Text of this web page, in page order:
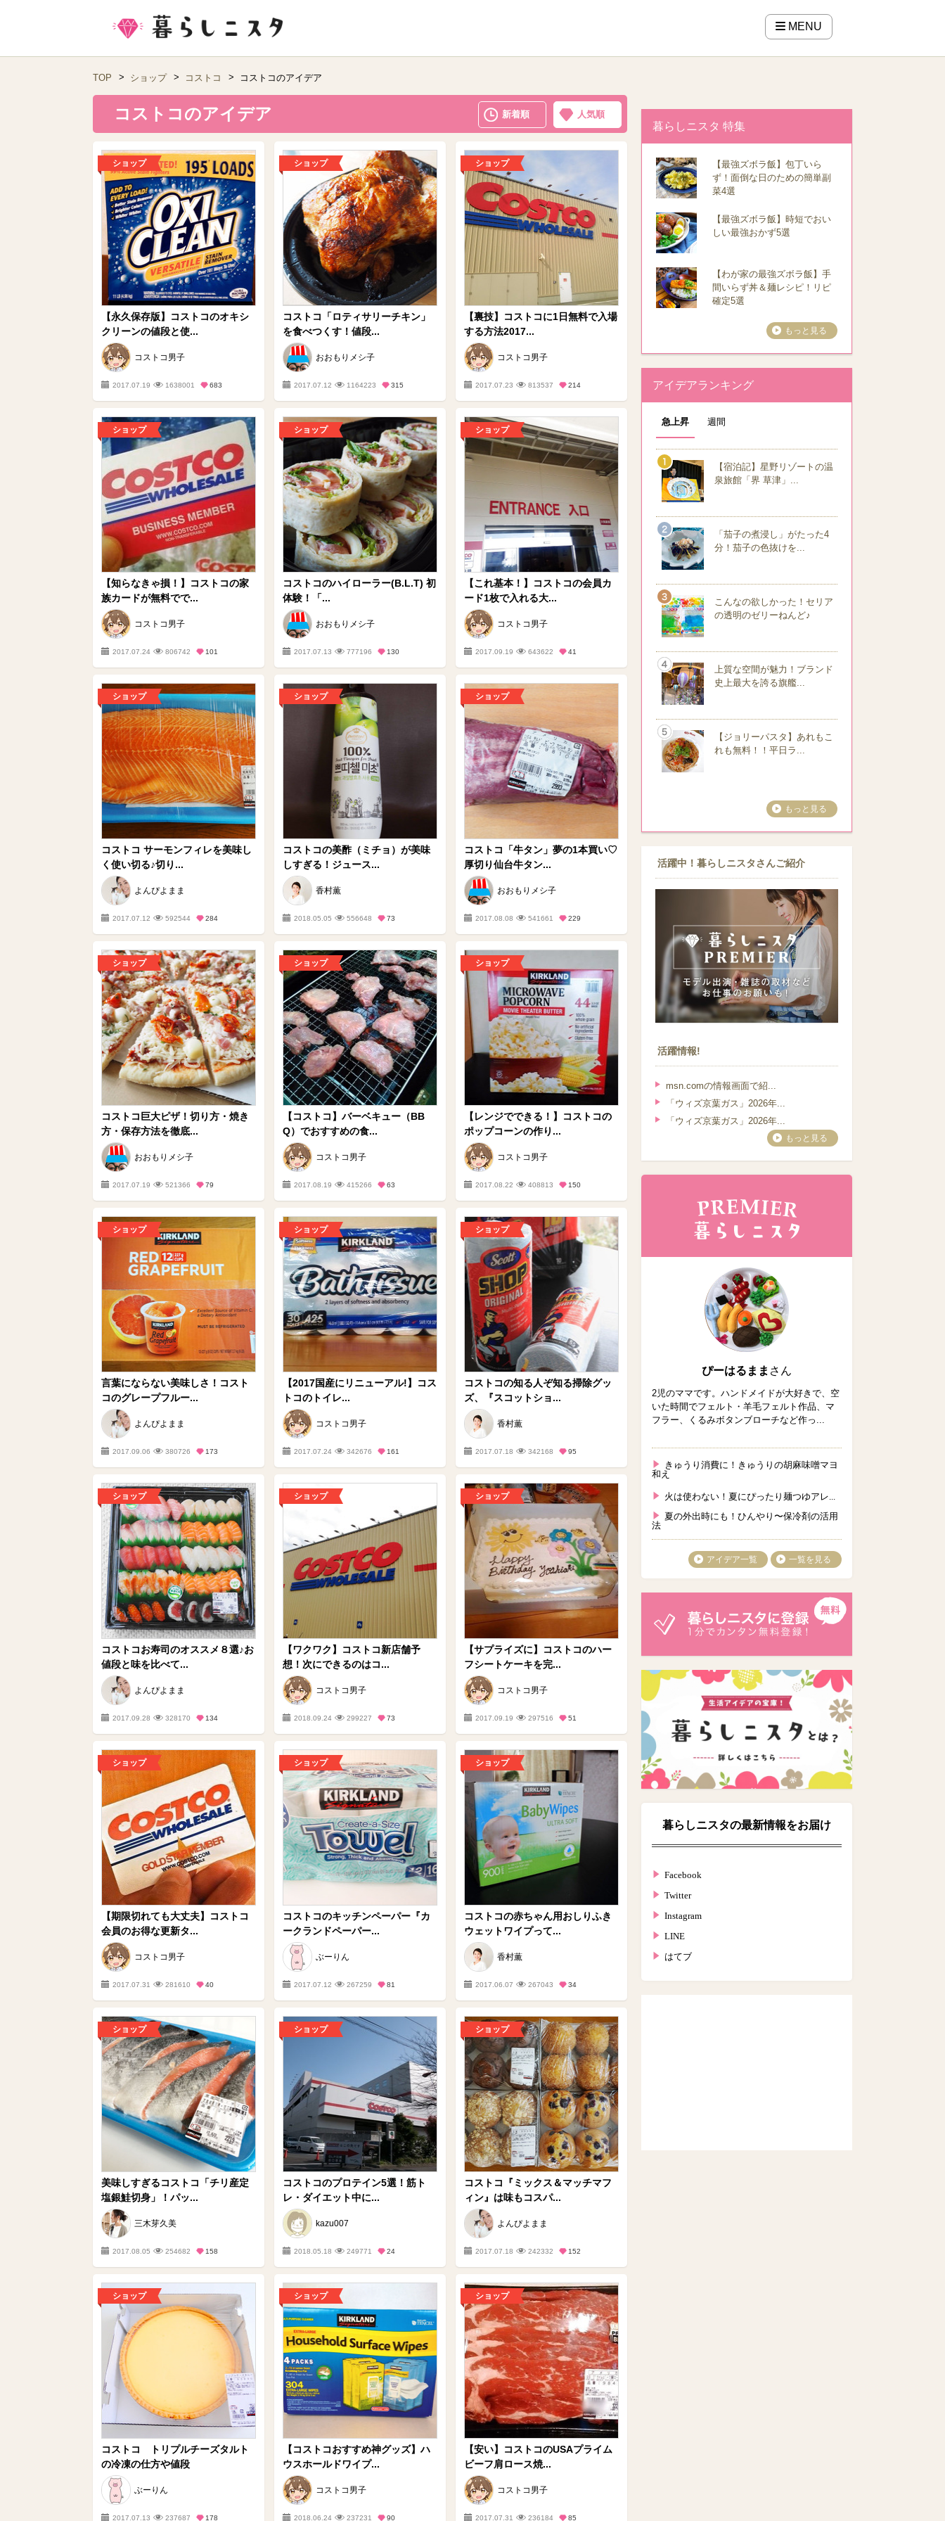
MENU
TOP ショップ コストコ コストコのアイデア
コストコのアイデア 新着順 人気順
ショップ
【永久保存版】コストコのオキシ
クリーンの値段と使...
コストコ男子
2017.07.19 1638001 683
ショップ
コストコ「ロティサリーチキン」
を食べつくす！値段...
おおもりメシ子
2017.07.12 1164223 315
ショップ
【裏技】コストコに1日無料で入場
する方法2017...
コストコ男子
2017.07.23 813537 214
ショップ
【知らなきゃ損！】コストコの家
族カードが無料でで...
コストコ男子
2017.07.24 806742 101
ショップ
コストコのハイローラー(B.L.T) 初
体験！「...
おおもりメシ子
2017.07.13 777196 130
ショップ
【これ基本！】コストコの会員カ
ード1枚で入れる大...
コストコ男子
2017.09.19 643622 41
ショップ
コストコ サーモンフィレを美味し
く使い切る♪切り...
よんぴよまま
2017.07.12 592544 284
ショップ
コストコの美酢（ミチョ）が美味
しすぎる！ジュース...
香村薫
2018.05.05 556648 73
ショップ
コストコ「牛タン」夢の1本買い♡
厚切り仙台牛タン...
おおもりメシ子
2017.08.08 541661 229
ショップ
コストコ巨大ピザ！切り方・焼き
方・保存方法を徹底...
おおもりメシ子
2017.07.19 521366 79
ショップ
【コストコ】バーベキュー（BB
Q）でおすすめの食...
コストコ男子
2017.08.19 415266 63
ショップ
【レンジでできる！】コストコの
ポップコーンの作り...
コストコ男子
2017.08.22 408813 150
ショップ
言葉にならない美味しさ！コスト
コのグレープフルー...
よんぴよまま
2017.09.06 380726 173
ショップ
【2017国産にリニューアル!】コス
トコのトイレ...
コストコ男子
2017.07.24 342676 161
ショップ
コストコの知る人ぞ知る掃除グッ
ズ、『スコットショ...
香村薫
2017.07.18 342168 95
ショップ
コストコお寿司のオススメ８選♪お
値段と味を比べて...
よんぴよまま
2017.09.28 328170 134
ショップ
【ワクワク】コストコ新店舗予
想！次にできるのはコ...
コストコ男子
2018.09.24 299227 73
ショップ
【サプライズに】コストコのハー
フシートケーキを完...
コストコ男子
2017.09.19 297516 51
ショップ
【期限切れても大丈夫】コストコ
会員のお得な更新タ...
コストコ男子
2017.07.31 281610 40
ショップ
コストコのキッチンペーパー『カ
ークランドペーパー...
ぶーりん
2017.07.12 267259 81
ショップ
コストコの赤ちゃん用おしりふき
ウェットワイプって...
香村薫
2017.06.07 267043 34
ショップ
美味しすぎるコストコ「チリ産定
塩銀鮭切身」！パッ...
三木芽久美
2017.08.05 254682 158
ショップ
コストコのプロテイン5選！筋ト
レ・ダイエット中に...
kazu007
2018.05.18 249771 24
ショップ
コストコ『ミックス＆マッチマフ
ィン』は味もコスパ...
よんぴよまま
2017.07.18 242332 152
ショップ
コストコ トリプルチーズタルト
の冷凍の仕方や値段
ぶーりん
2017.07.13 237687 178
ショップ
【コストコおすすめ神グッズ】ハ
ウスホールドワイプ...
コストコ男子
2018.06.24 237231 90
ショップ
【安い】コストコのUSAプライム
ビーフ肩ロース焼...
コストコ男子
2017.07.31 236184 85
暮らしニスタ 特集
【最強ズボラ飯】包丁いら
ず！面倒な日のための簡単副
菜4選
【最強ズボラ飯】時短でおい
しい最強おかず5選
【わが家の最強ズボラ飯】手
間いらず丼＆麺レシピ！リピ
確定5選
もっと見る
アイデアランキング
急上昇 週間
【宿泊記】星野リゾートの温
泉旅館「界 草津」...
「茄子の煮浸し」がたった4
分！茄子の色抜けを...
こんなの欲しかった！セリア
の透明のゼリーねんど♪
上質な空間が魅力！ブランド
史上最大を誇る旗艦...
【ジョリーパスタ】あれもこ
れも無料！！平日ラ...
もっと見る
活躍中！暮らしニスタさんご紹介
活躍情報!
msn.comの情報画面で紹...
「ウィズ京葉ガス」2026年...
「ウィズ京葉ガス」2026年...
もっと見る
ぴーはるまま さん
2児のママです。ハンドメイドが大好きで、空
いた時間でフェルト・羊毛フェルト作品、マ
フラー、くるみボタンブローチなど作っ...
きゅうり消費に！きゅうりの胡麻味噌マヨ
和え
火は使わない！夏にぴったり麺つゆアレ...
夏の外出時にも！ひんやり〜保冷剤の活用
法
アイデア一覧 一覧を見る
暮らしニスタの最新情報をお届け
Facebook
Twitter
Instagram
LINE
はてブ